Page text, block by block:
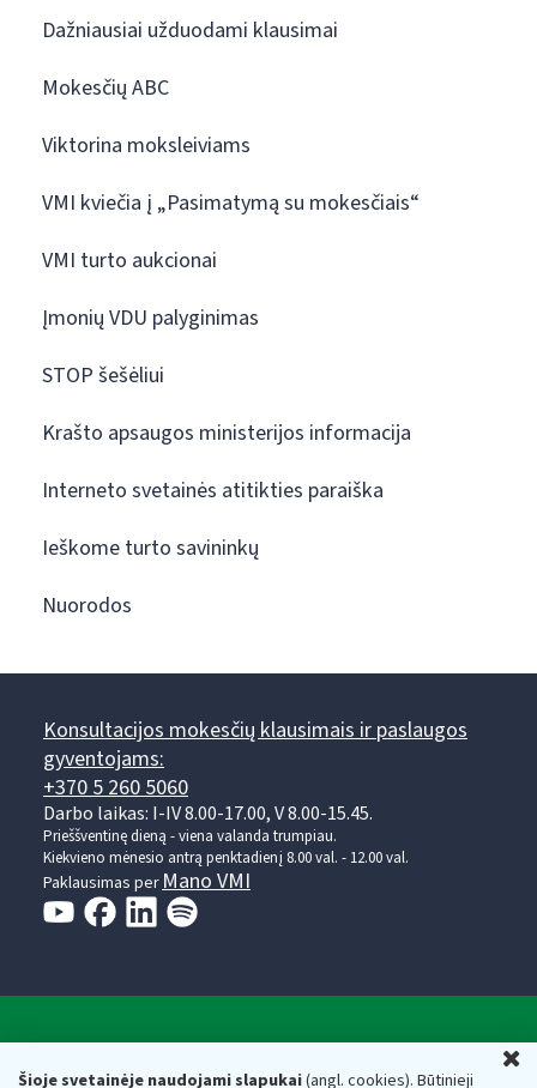
Šioje svetainėje naudojami slapukai(angl. cookies). Būtinieji
Dažniausiai užduodami klausimai
Mokesčių ABC
Viktorina moksleiviams
VMI kviečia į „Pasimatymą su mokesčiais“
VMI turto aukcionai
Įmonių VDU palyginimas
STOP šešėliui
Krašto apsaugos ministerijos informacija
Interneto svetainės atitikties paraiška
Ieškome turto savininkų
Nuorodos
Konsultacijos mokesčių klausimais ir paslaugos
gyventojams:
+370 5 260 5060
Darbo laikas: I-IV 8.00-17.00, V 8.00-15.45.
Prieššventinę dieną - viena valanda trumpiau.
Kiekvieno mėnesio antrą penktadienį 8.00 val. - 12.00 val.
Paklausimas per Mano VMI
Respublikos finansų ministerijos